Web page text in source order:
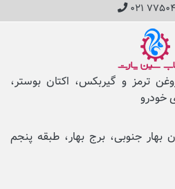
ترمز و گیربکس، اکتان بوستر،
خودرو
بهار جنوبی، برج بهار، طبقه پنجم